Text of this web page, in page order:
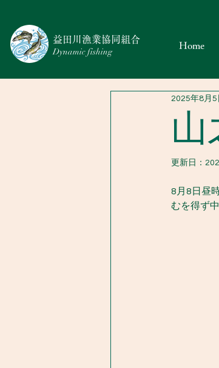
​益田川漁業協同組合
Dynamic fishing
Home
山
2025年8月5
更新日：
8月8日昼
むを得ず